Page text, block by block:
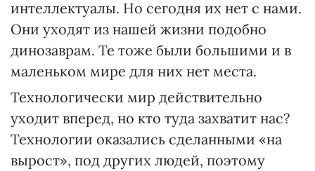
интеллектуалы. Но сегодня их нет с нами.
Они уходят из нашей жизни подобно
динозаврам. Те тоже были большими и в
маленьком мире для них нет места.
Технологически мир действительно
уходит вперед, но кто туда захватит нас?
Технологии оказались сделанными «на
вырост», под других людей, поэтому